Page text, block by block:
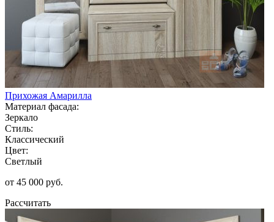
Прихожая Амарилла
Материал фасада:
Зеркало
Стиль:
Классический
Цвет:
Светлый
от 45 000 руб.
Рассчитать